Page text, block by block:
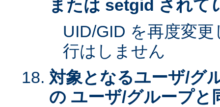
または setgid されて
UID/GID を再度変
行はしません
対象となるユーザ/グ
の ユーザ/グループと